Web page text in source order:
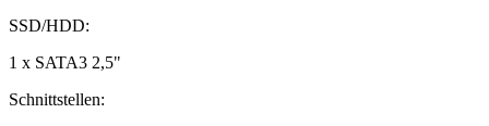
SSD/HDD:
1 x SATA3 2,5"
Schnittstellen: